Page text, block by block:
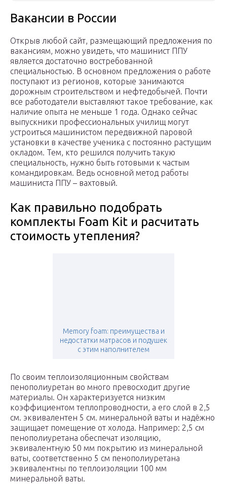
Вакансии в России
Открыв любой сайт, размещающий предложения по
вакансиям, можно увидеть, что машинист ППУ
является достаточно востребованной
специальностью. В основном предложения о работе
поступают из регионов, которые занимаются
дорожным строительством и нефтедобычей. Почти
все работодатели выставляют такое требование, как
наличие опыта не меньше 1 года. Однако сейчас
выпускники профессиональных училищ могут
устроиться машинистом передвижной паровой
установки в качестве ученика с постоянно растущим
окладом. Тем, кто решился получить такую
специальность, нужно быть готовыми к частым
командировкам. Ведь основной метод работы
машиниста ППУ – вахтовый.
Как правильно подобрать
комплекты Foam Kit и расчитать
стоимость утепления?
Memory foam: преимущества и
недостатки матрасов и подушек
с этим наполнителем
По своим теплоизоляционным свойствам
пенополиуретан во много превосходит другие
материалы. Он характеризуется низким
коэффициентом теплопроводности, а его слой в 2,5
см. эквивалентен 5 см. минеральной ваты и надёжно
защищает помещение от холода. Например: 2,5 см
пенополиуретана обеспечат изоляцию,
эквивалентную 50 мм покрытию из минеральной
ваты, соответственно 5 см пенополиуретана
эквивалентны по теплоизоляции 100 мм
минеральной ваты.